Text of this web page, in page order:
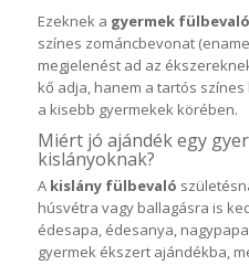
Ezeknek a gyermek
színes zománcbevonat
megjelenést ad az
kő adja, hanem a tartós
a kisebb gyermekek körében.
Miért jó ajándék egy
kislányoknak?
A kislány fülbevaló
húsvétra vagy ballagásra is
édesapa, édesanya,
gyermek ékszert ajándékba,